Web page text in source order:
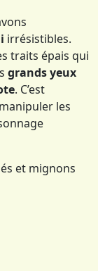
irrésistibles.
traits épais qui
grands yeux
. C’est
les
et mignons